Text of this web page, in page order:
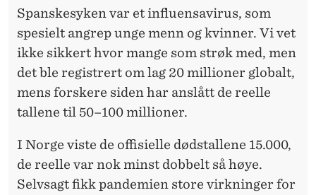
Spanskesyken var et influensavirus, som
spesielt angrep unge menn og kvinner. Vi vet
ikke sikkert hvor mange som strøk med, men
det ble registrert om lag 20 millioner globalt,
mens forskere siden har anslått de reelle
tallene til 50–100 millioner.
I Norge viste de offisielle dødstallene 15.000,
de reelle var nok minst dobbelt så høye.
Selvsagt fikk pandemien store virkninger for